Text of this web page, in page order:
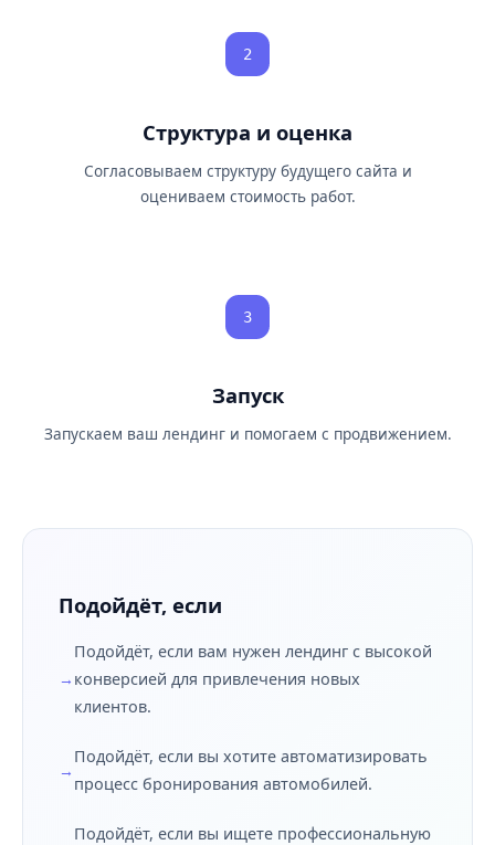
2
Структура и оценка
Согласовываем структуру будущего сайта и
оцениваем стоимость работ.
3
Запуск
Запускаем ваш лендинг и помогаем с продвижением.
Подойдёт, если
Подойдёт, если вам нужен лендинг с высокой
конверсией для привлечения новых
клиентов.
Подойдёт, если вы хотите автоматизировать
процесс бронирования автомобилей.
Подойдёт, если вы ищете профессиональную